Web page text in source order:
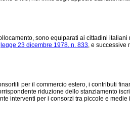
sono equiparati ai cittadini
legge 23 dicembre 1978, n. 833, e successive
per il commercio estero, i contributi
riduzione dello stanziamento
interventi per i consorzi tra piccole e medie